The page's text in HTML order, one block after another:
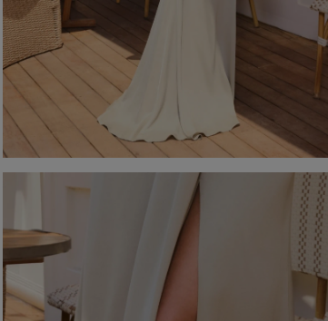
/ Tkanina
/ Długość
/ Ramiączka
Z DŁUGIM RĘKAWEM
Z KRÓTKIM RĘKAWEM
NA RAMIĄCZKACH
BEZ DEKOLTU
NA PLECACH
KWADRATOWY
KOPERTOWY
KARO
ASYMETRYCZNY
CARMEN